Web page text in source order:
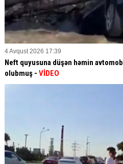
4 Avqust 2026 17:39
Neft quyusuna düşən həmin
olubmuş - VİDEO